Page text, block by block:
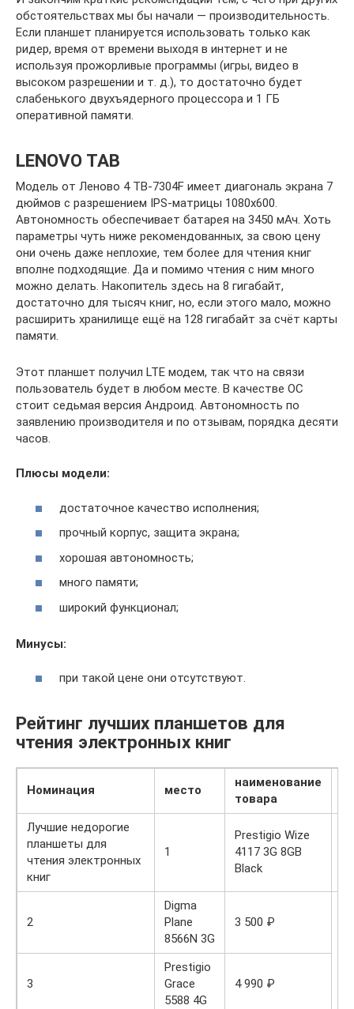
обстоятельствах мы бы начали — производительность.
Если планшет планируется использовать только как
ридер, время от времени выходя в интернет и не
используя прожорливые программы (игры, видео в
высоком разрешении и т. д.), то достаточно будет
слабенького двухъядерного процессора и 1 ГБ
оперативной памяти.
LENOVO TAB
Модель от Леново 4 TB-7304F имеет диагональ экрана 7
дюймов с разрешением IPS-матрицы 1080х600.
Автономность обеспечивает батарея на 3450 мАч. Хоть
параметры чуть ниже рекомендованных, за свою цену
они очень даже неплохие, тем более для чтения книг
вполне подходящие. Да и помимо чтения с ним много
можно делать. Накопитель здесь на 8 гигабайт,
достаточно для тысяч книг, но, если этого мало, можно
расширить хранилище ещё на 128 гигабайт за счёт карты
памяти.
Этот планшет получил LTE модем, так что на связи
пользователь будет в любом месте. В качестве ОС
стоит седьмая версия Андроид. Автономность по
заявлению производителя и по отзывам, порядка десяти
часов.
Плюсы модели:
достаточное качество исполнения;
прочный корпус, защита экрана;
хорошая автономность;
много памяти;
широкий функционал;
Минусы:
при такой цене они отсутствуют.
Рейтинг лучших планшетов для
чтения электронных книг
Номинация место
наименование
товара
Лучшие недорогие
планшеты для
чтения электронных
книг
1
Prestigio Wize
4117 3G 8GB
Black
2
Digma
Plane
8566N 3G
3 500 ₽
3
Prestigio
Grace
5588 4G
4 990 ₽